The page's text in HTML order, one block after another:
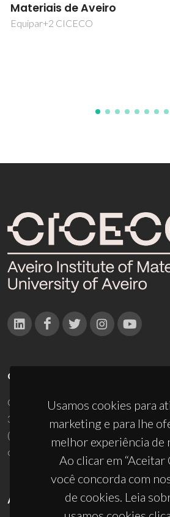
tolerância a falhas para
PTDC/CTM-MET/112831/2009
Usamos cookies para
marketing e para lhe
melhor experiência de
Ao clicar em “Aceitar
você concorda com
de cookies. Leia
CONTACTOS
Campus Universitário de Santiago
3810-193 Aveiro - Portugal
(+351) 234 370 200
ciceco@ua.pt
APOIOS